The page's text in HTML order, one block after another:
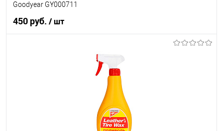
Goodyear GY000711
450 руб. / шт